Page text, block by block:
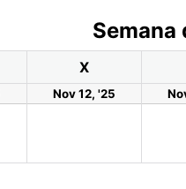
Semana
X
Nov 12, '25